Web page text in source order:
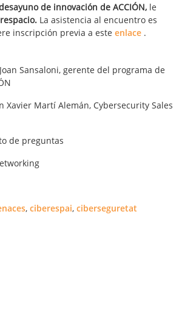
de innovación de ACCIÓN, le
La asistencia al encuentro es
inscripción previa a este enlace .
Sansaloni, gerente del programa de
Xavier Martí Alemán, Cybersecurity Sales
de preguntas
, ciberespai, ciberseguretat